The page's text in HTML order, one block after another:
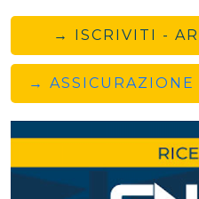
→ ISCRIVITI -
→